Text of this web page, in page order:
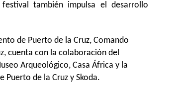
también impulsa el desarrollo
de Puerto de la Cruz, Comando
cuenta con la colaboración del
Arqueológico, Casa África y la
Puerto de la Cruz y Skoda.